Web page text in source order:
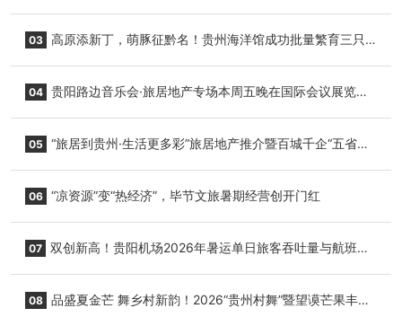
03 高原添新丁，萌豚征黔名！贵州海洋馆成功批量繁育三只
04 贵阳路边音乐会·旅居地产专场本周五晚在国际会议展览中
05 “旅居到贵州·生活更多彩”旅居地产推介暨百城千企“五省
06 “凉资源”变“热经济”，毕节文旅暑期经营创开门红
07 双创新高！贵阳机场2026年暑运单日旅客吞吐量与航班起
08 品盛夏金芒 舞乡村新韵！2026“贵州村舞”暨望谟芒果丰收